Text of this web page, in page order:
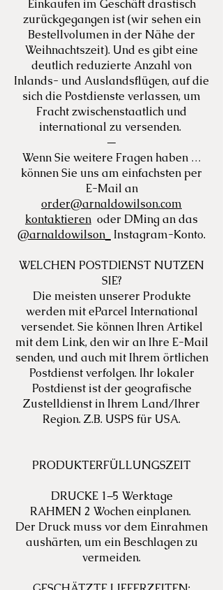
Einkaufen im Geschäft drastisch
zurückgegangen ist (wir sehen ein
Bestellvolumen in der Nähe der
Weihnachtszeit). Und es gibt eine
deutlich reduzierte Anzahl von
Inlands- und Auslandsflügen, auf die
sich die Postdienste verlassen, um
Fracht zwischenstaatlich und
international zu versenden.
—
Wenn Sie weitere Fragen haben …
können Sie uns am einfachsten per
E-Mail an
order@arnaldowilson.com
kontaktieren oder DMing an das
@arnaldowilson_
Instagram-Konto.
WELCHEN POSTDIENST NUTZEN
SIE?
Die meisten unserer Produkte
werden mit eParcel International
versendet. Sie können Ihren Artikel
mit dem Link, den wir an Ihre E-Mail
senden, und auch mit Ihrem örtlichen
Postdienst verfolgen. Ihr lokaler
Postdienst ist der geografische
Zustelldienst in Ihrem Land/Ihrer
Region. Z.B. USPS für USA.
PRODUKTERFÜLLUNGSZEIT
DRUCKE 1–5 Werktage
RAHMEN 2 Wochen einplanen.
Der Druck muss vor dem Einrahmen
aushärten, um ein Beschlagen zu
vermeiden.